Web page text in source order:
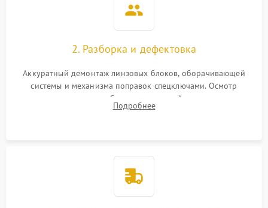
2. Разборка и дефектовка
Аккуратный демонтаж линзовых блоков, оборачивающей
системы и механизма поправок спецключами. Осмотр
внутренних резьбовых соединений, пружин и
уплотнительных колец. Поиск причин люфта, смещения
Подробнее